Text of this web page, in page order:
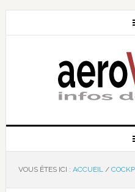
VOUS ÊTES ICI : ACCUEIL /